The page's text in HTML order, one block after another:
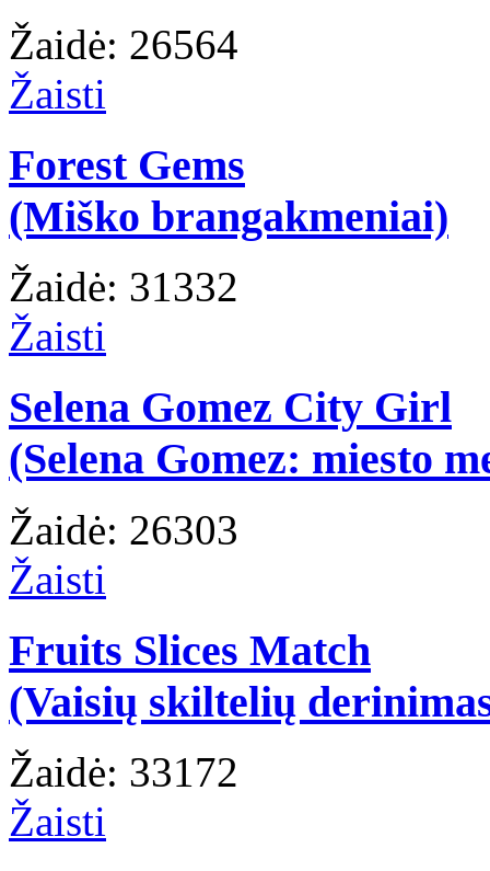
Žaidė: 26564
Žaisti
Forest Gems
(Miško brangakmeniai)
Žaidė: 31332
Žaisti
Selena Gomez City Girl
(Selena Gomez: miesto
Žaidė: 26303
Žaisti
Fruits Slices Match
(Vaisių skiltelių
Žaidė: 33172
Žaisti